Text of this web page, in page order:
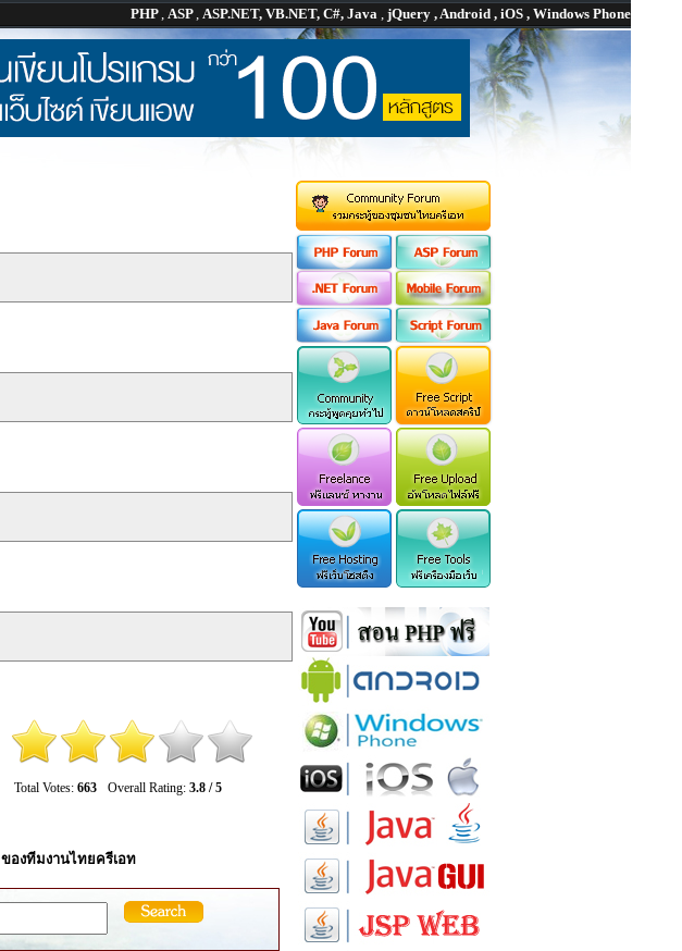
PHP, ASP, ASP.NET, VB.NET, C#, Java , jQuery , Android , iOS , Windows Phone
Total Votes: 663 Overall Rating: 3.8 / 5
ของทีมงานไทยครีเอท